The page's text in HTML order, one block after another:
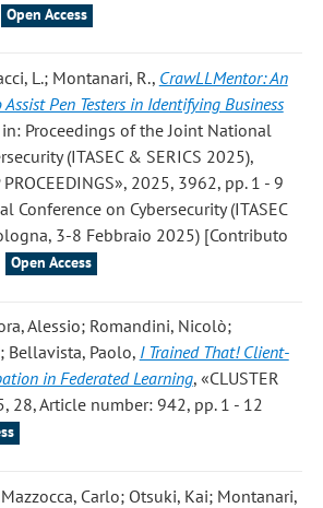
Open Access
L.; Montanari, R., CrawLLMentor: An
Pen Testers in Identifying Business
in: Proceedings of the Joint National
(ITASEC & SERICS 2025),
PROCEEDINGS», 2025, 3962, pp. 1 - 9
Conference on Cybersecurity (ITASEC
3-8 Febbraio 2025) [Contributo
Open Access
Alessio; Romandini, Nicolò;
Bellavista, Paolo, I Trained That! Client-
in Federated Learning, «CLUSTER
28, Article number: 942, pp. 1 - 12
Carlo; Otsuki, Kai; Montanari,